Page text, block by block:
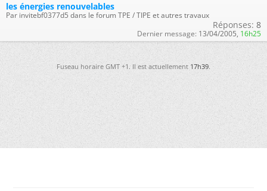
les énergies renouvelables
Par invitebf0377d5 dans le forum TPE / TIPE et autres travaux
Réponses: 8
Dernier message: 13/04/2005, 16h25
Fuseau horaire GMT +1. Il est actuellement17h39.